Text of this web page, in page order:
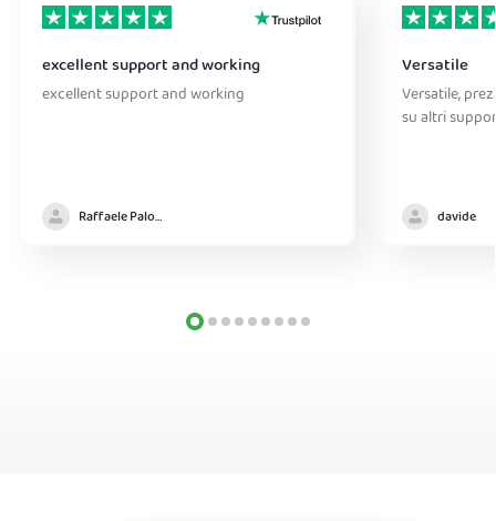
excellent support and working
excellent support and working
Raffaele Palomba
Versatile
Versatile,
su altri
davide